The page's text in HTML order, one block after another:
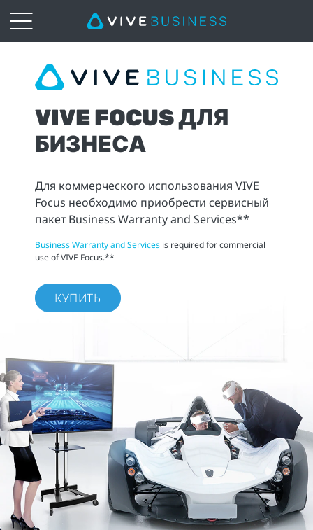
VIVE
Focus
VIVE
Business
Россия
СНГ
VIVE FOCUS ДЛЯ
БИЗНЕСА
Для коммерческого использования VIVE
Focus необходимо приобрести сервисный
пакет Business Warranty and Services**
Business Warranty and Services is required for commercial
use of VIVE Focus.**
КУПИТЬ